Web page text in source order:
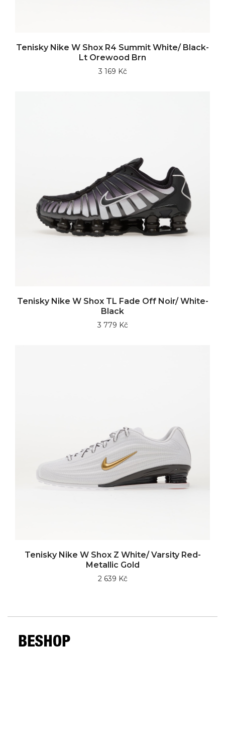
Tenisky Nike W Shox R4 Summit White/ Black-
Lt Orewood Brn
3 169 Kč
Tenisky Nike W Shox TL Fade Off Noir/ White-
Black
3 779 Kč
Tenisky Nike W Shox Z White/ Varsity Red-
Metallic Gold
2 639 Kč